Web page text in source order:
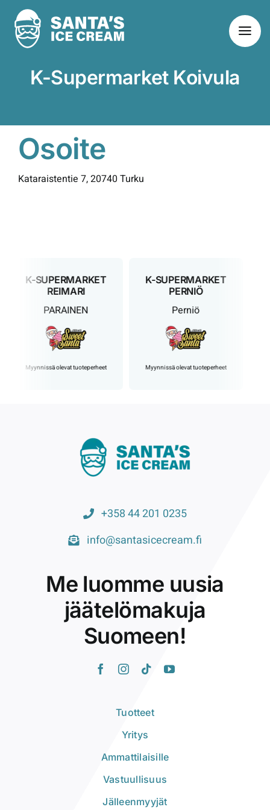
content
K-Supermarket Koivula
Osoite
Kataraistentie 7, 20740 Turku
K-SUPERMARKET
REIMARI
PARAINEN
Myynnissä olevat tuoteperheet
K-SUPERMARKET
PERNIÖ
Perniö
Myynnissä olevat tuoteperheet
+358 44 201 0235
info@santasicecream.fi
Me luomme uusia
jäätelömakuja
Suomeen!
Tuotteet
Yritys
Ammattilaisille
Vastuullisuus
Jälleenmyyjät